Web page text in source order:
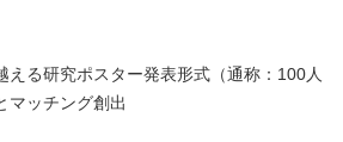
る研究ポスター発表形式（通称：100人
マッチング創出